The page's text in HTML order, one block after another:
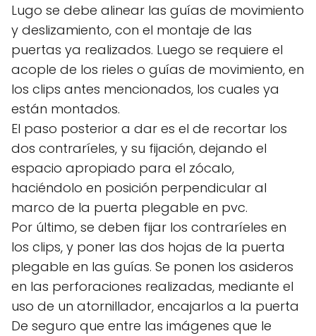
Lugo se debe alinear las guías de movimiento
y deslizamiento, con el montaje de las
puertas ya realizados. Luego se requiere el
acople de los rieles o guías de movimiento, en
los clips antes mencionados, los cuales ya
están montados.
El paso posterior a dar es el de recortar los
dos contraríeles, y su fijación, dejando el
espacio apropiado para el zócalo,
haciéndolo en posición perpendicular al
marco de la puerta plegable en pvc.
Por último, se deben fijar los contraríeles en
los clips, y poner las dos hojas de la puerta
plegable en las guías. Se ponen los asideros
en las perforaciones realizadas, mediante el
uso de un atornillador, encajarlos a la puerta
De seguro que entre las imágenes que le